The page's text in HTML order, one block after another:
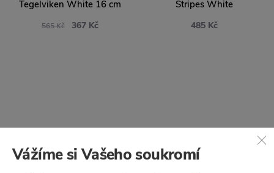
Tegelviken White 16 cm
565 Kč 367 Kč
Stripes White
485 Kč
Vážíme si Vašeho soukromí